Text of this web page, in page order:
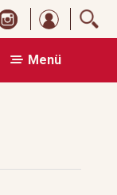
Menü